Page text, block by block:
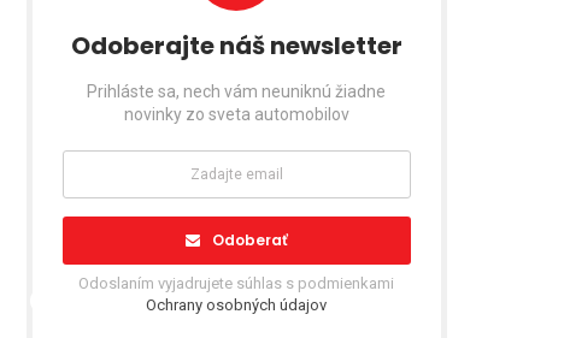
Odoberajte náš newsletter
Prihláste sa, nech vám neuniknú žiadne
novinky zo sveta automobilov
Odoberať
Odoslaním vyjadrujete súhlas s podmienkami
Ochrany osobných údajov